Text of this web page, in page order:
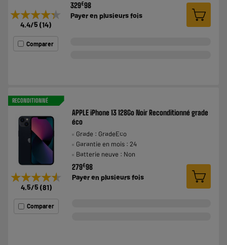
★★★★★
★★★★★
4.4/5 (14)
Comparer
329€98
Payer enplusieurs fois
RECONDITIONNÉ
★★★★★
★★★★★
4.5/5 (81)
Comparer
APPLE iPhone 13 128Go Noir Reconditionné grade
éco
Grade : GradeEco
Garantie en mois : 24
Batterie neuve : Non
279€98
Payer en plusieurs fois